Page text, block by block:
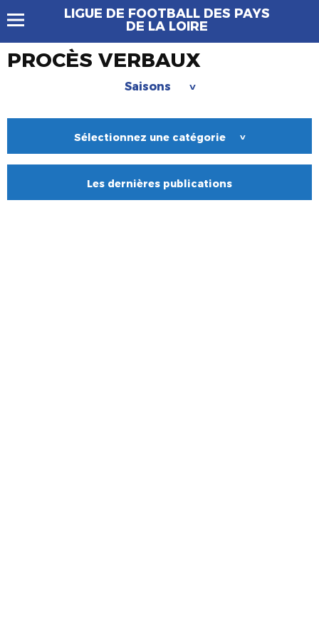
LIGUE DE FOOTBALL DES PAYS
DE LA LOIRE
PROCÈS VERBAUX
Saisons >
Sélectionnez une catégorie >
Les dernières publications